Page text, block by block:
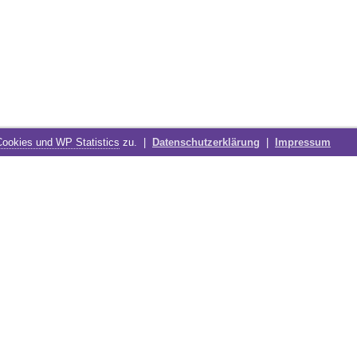
und WP Statistics zu. | Datenschutzerklärung Impressum